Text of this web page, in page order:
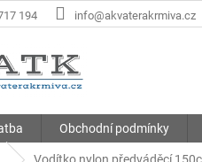
194 info@akvaterakrmiva.cz
Obchodní podmínky